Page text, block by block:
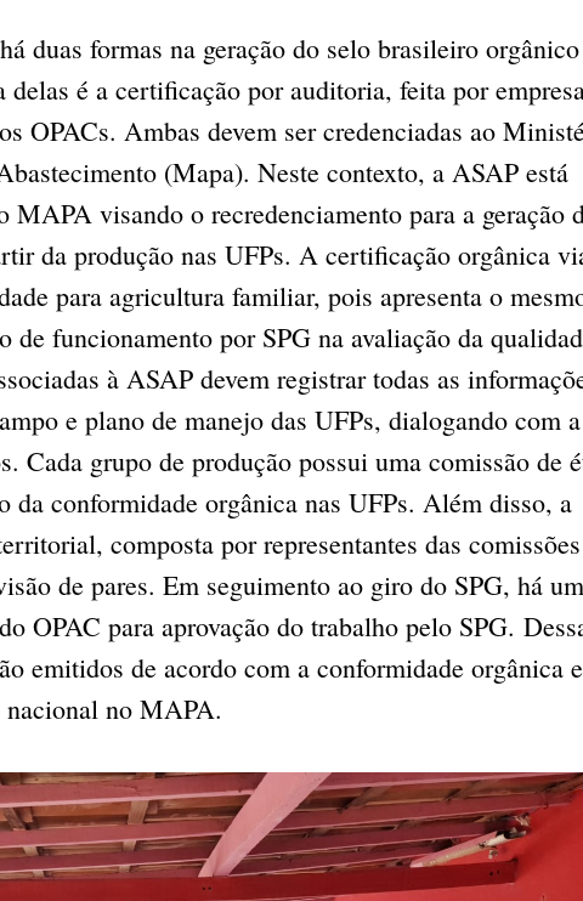
duas formas na geração do selo brasileiro
é a certificação por auditoria, feita por
OPACs. Ambas devem ser credenciadas ao
(Mapa). Neste contexto, a ASAP está
MAPA visando o recredenciamento para a geração
da produção nas UFPs. A certificação orgânica
para agricultura familiar, pois apresenta o
de funcionamento por SPG na avaliação da
à ASAP devem registrar todas as
e plano de manejo das UFPs, dialogando com a
Cada grupo de produção possui uma comissão de
da conformidade orgânica nas UFPs. Além disso, a
composta por representantes das
de pares. Em seguimento ao giro do SPG, há
OPAC para aprovação do trabalho pelo SPG.
emitidos de acordo com a conformidade orgânica e
nacional no MAPA.